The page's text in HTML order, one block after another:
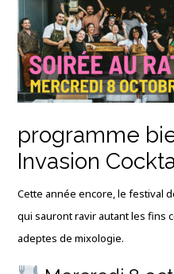
programme
Invasion
Cette année encore, le festival
qui sauront ravir autant les fins
adeptes de mixologie.